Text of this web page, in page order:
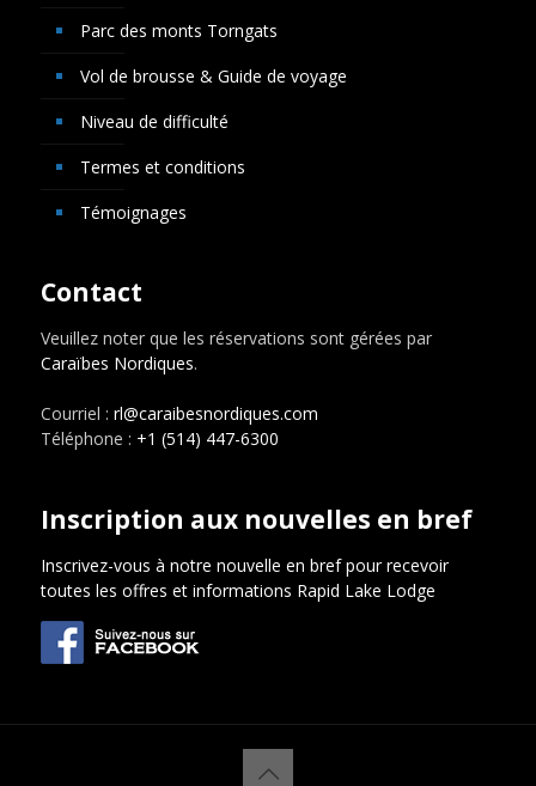
Parc des monts Torngats
Vol de brousse & Guide de voyage
Niveau de difficulté
Termes et conditions
Témoignages
Contact
Veuillez noter que les réservations sont gérées par
Caraïbes Nordiques.
Courriel : rl@caraibesnordiques.com
Téléphone : +1 (514) 447-6300
Inscription aux nouvelles en bref
Inscrivez-vous à notre nouvelle en bref pour recevoir
toutes les offres et informations Rapid Lake Lodge